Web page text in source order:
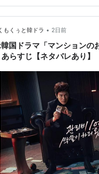
。ヘガンが適任かどうか判断
とりあえず”金庫番”をやらせ
めテサン建設を出たヘガンは、
てみせる」と決意を新たにす
一緒…
もくぅと韓ドラ • 2日前
国ドラマ「マンションの
らすじ【ネタバレあり】